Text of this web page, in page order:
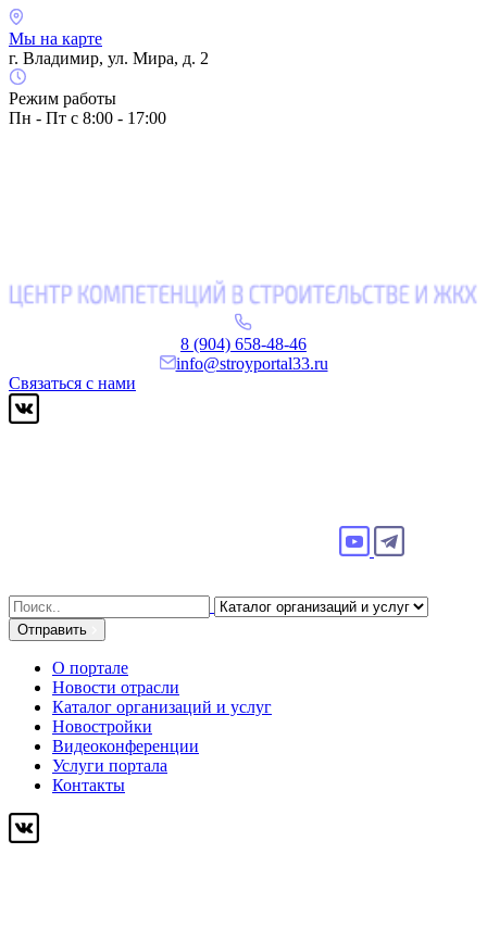
Мы на карте
г. Владимир, ул. Мира, д. 2
Режим работы
Пн - Пт с 8:00 - 17:00
8 (904) 658-48-46
info@stroyportal33.ru
Связаться с нами
Search
for:
Отправить
О портале
Новости отрасли
Каталог организаций и услуг
Новостройки
Видеоконференции
Услуги портала
Контакты